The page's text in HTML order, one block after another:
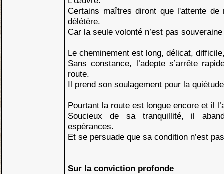
Certains maîtres diront que l'attente
délétère.
Car la seule volonté n’est pas
Le cheminement est long, délicat,
Sans constance, l’adepte s’arrête
route.
Il prend son soulagement pour la
Pourtant la route est longue encore et il
Soucieux de sa tranquillité, il
espérances.
Et se persuade que sa condition n’est
Sur la conviction profonde